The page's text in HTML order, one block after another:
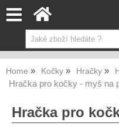
Home Kočky Hračky
Hračka pro kočky - myš na
Hračka pro